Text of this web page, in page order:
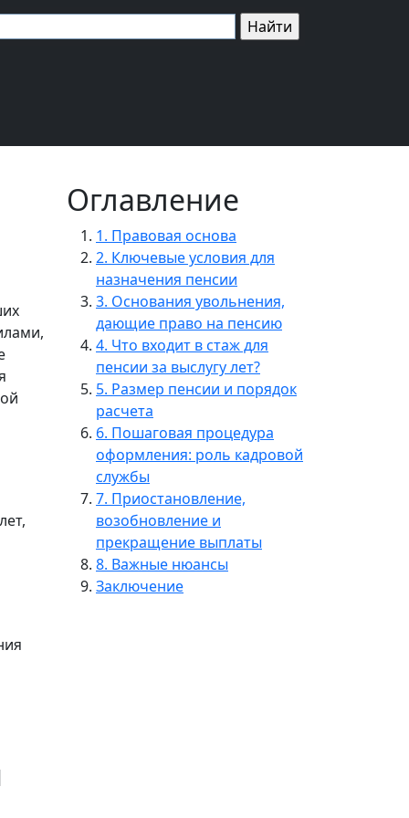
Оглавление
1. Правовая основа
2. Ключевые условия для
назначения пенсии
3. Основания увольнения,
дающие право на пенсию
4. Что входит в стаж для
пенсии за выслугу лет?
5. Размер пенсии и порядок
расчета
6. Пошаговая процедура
оформления: роль кадровой
службы
7. Приостановление,
возобновление и
прекращение выплаты
8. Важные нюансы
Заключение